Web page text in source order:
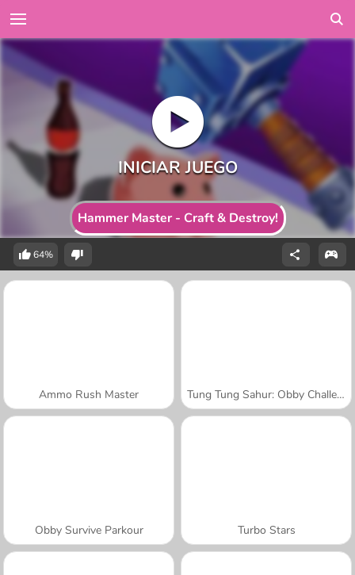
Hammer Master - Craft & Destroy!
64%
Ammo Rush Master Tung Tung Sahur: Obby Challenge
Obby Survive Parkour Turbo Stars